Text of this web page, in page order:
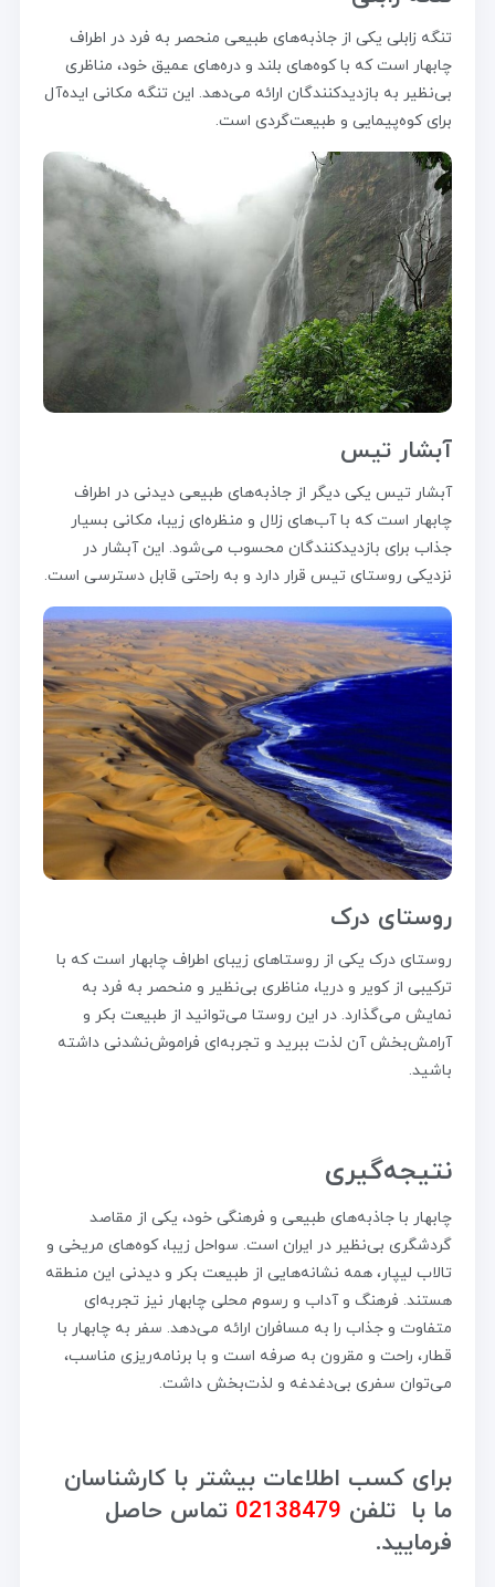
تنگه زابلی یکی از جاذبه‌های طبیعی منحصر به فرد در اطراف
چابهار است که با کوه‌های بلند و دره‌های عمیق خود، مناظری
بی‌نظیر به بازدیدکنندگان ارائه می‌دهد. این تنگه مکانی ایده‌آل
برای کوه‌پیمایی و طبیعت‌گردی است.
آبشار تیس
آبشار تیس یکی دیگر از جاذبه‌های طبیعی دیدنی در اطراف
چابهار است که با آب‌های زلال و منظره‌ای زیبا، مکانی بسیار
جذاب برای بازدیدکنندگان محسوب می‌شود. این آبشار در
نزدیکی روستای تیس قرار دارد و به راحتی قابل دسترسی است.
روستای درک
روستای درک یکی از روستاهای زیبای اطراف چابهار است که با
ترکیبی از کویر و دریا، مناظری بی‌نظیر و منحصر به فرد به
نمایش می‌گذارد. در این روستا می‌توانید از طبیعت بکر و
آرامش‌بخش آن لذت ببرید و تجربه‌ای فراموش‌نشدنی داشته
باشید.
نتیجه‌گیری
چابهار با جاذبه‌های طبیعی و فرهنگی خود، یکی از مقاصد
گردشگری بی‌نظیر در ایران است. سواحل زیبا، کوه‌های مریخی و
تالاب لیپار، همه نشانه‌هایی از طبیعت بکر و دیدنی این منطقه
هستند. فرهنگ و آداب و رسوم محلی چابهار نیز تجربه‌ای
متفاوت و جذاب را به مسافران ارائه می‌دهد. سفر به چابهار با
قطار، راحت و مقرون به صرفه است و با برنامه‌ریزی مناسب،
می‌توان سفری بی‌دغدغه و لذت‌بخش داشت.
برای کسب اطلاعات بیشتر با کارشناسان
ما با تلفن 02138479 تماس حاصل
فرمایید.